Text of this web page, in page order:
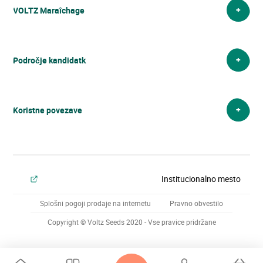
VOLTZ Maraîchage
Področje kandidatk
Koristne povezave
Institucionalno mesto
Copyright © Voltz Seeds 2020 - Vse pravice pridržane
Splošni pogoji prodaje na internetu Pravno obvestilo